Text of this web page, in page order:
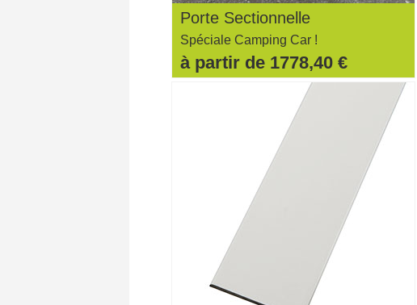
Porte Sectionnelle
Spéciale Camping Car !
à partir de 1778,40 €